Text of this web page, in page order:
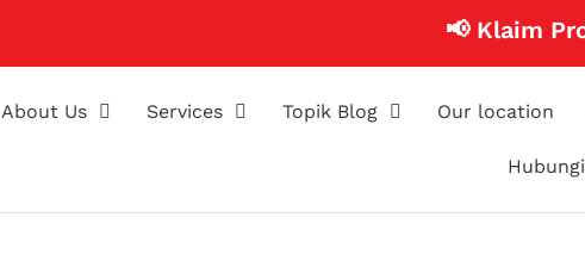
📢 Klaim Promo
About Us Services Topik Blog Our location